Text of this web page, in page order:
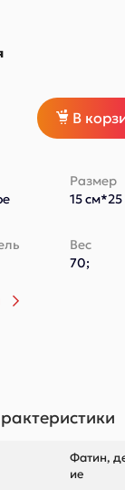
В
Размер
15
Вес
70;
Фатин,
ие